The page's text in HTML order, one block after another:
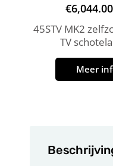
€6,044.00
45STV MK2
TV
Meer